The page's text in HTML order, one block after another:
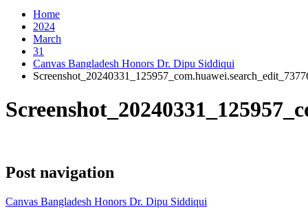
Home
2024
March
31
Canvas Bangladesh Honors Dr. Dipu Siddiqui
Post navigation
Canvas Bangladesh Honors Dr. Dipu Siddiqui